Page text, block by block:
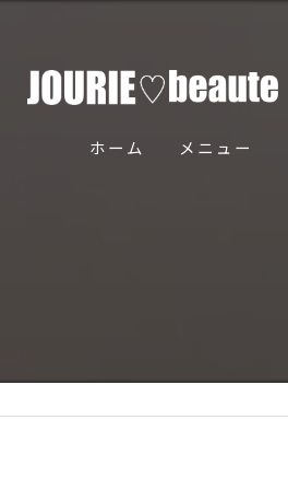
ホーム メニュー